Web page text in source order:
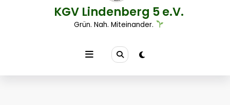
KGV Lindenberg 5 e.V.
Grün. Nah. Miteinander.